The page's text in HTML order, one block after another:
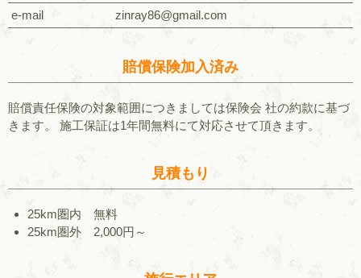
e-mail
zinray86@gmail.com
賠償保険加入済み
賠償責任保険の対象範囲につきましては保険会 社の約款に基づ
きます。 施工保証は1年間無料にて対応させて頂きます。
見積もり
25km圏内 無料
25km圏外 2,000円～